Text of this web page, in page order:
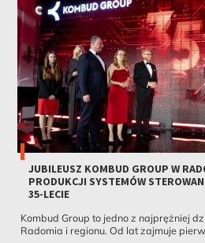
JUBILEUSZ KOMBUD GROUP W
PRODUKCJI SYSTEMÓW
35-LECIE
Kombud Group to jedno z najprężniej
Radomia i regionu. Od lat zajmuje